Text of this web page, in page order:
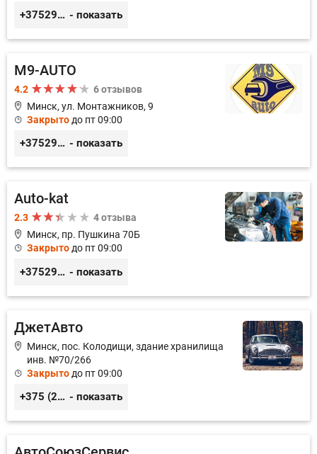
+375291882338 - показать
M9-AUTO
4.2
6 отзывов
Минск, ул. Монтажников, 9
Закрыто до пт 09:00
+375299395764 - показать
Аuto-kat
2.3
4 отзыва
Минск, пр. Пушкина 70Б
Закрытодо пт 09:00
+375291900202 - показать
ДжетАвто
Минск, пос. Колодищи, здание хранилища
инв. №70/266
Закрыто до пт 09:00
+375 (29) 676-76-02 - показать